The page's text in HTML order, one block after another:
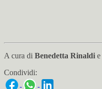
A cura di Benedetta Rinaldi e
Condividi: